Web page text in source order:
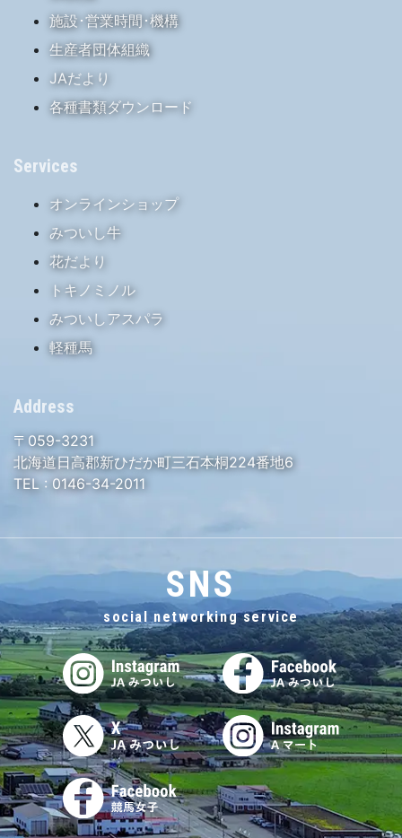
施設･営業時間･機構
生産者団体組織
JAだより
各種書類ダウンロード
Services
オンラインショップ
みついし牛
花だより
トキノミノル
みついしアスパラ
軽種馬
Address
〒059-3231
北海道日高郡新ひだか町三石本桐224番地6
TEL : 0146-34-2011
SNS
social networking service